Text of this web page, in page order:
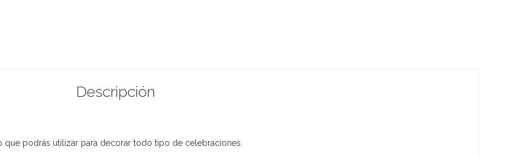
Descripción
podrás utilizar para decorar todo tipo de celebraciones.